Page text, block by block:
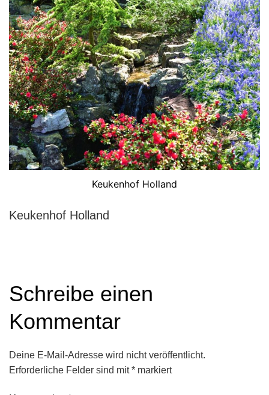
Keukenhof Holland
Keukenhof Holland
Schreibe einen
Kommentar
Deine E-Mail-Adresse wird nicht veröffentlicht.
Erforderliche Felder sind mit* markiert